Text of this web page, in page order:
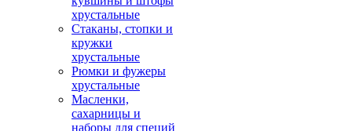
хрустальные
Стаканы, стопки и
кружки
хрустальные
Рюмки и фужеры
хрустальные
Масленки,
сахарницы и
наборы для специй